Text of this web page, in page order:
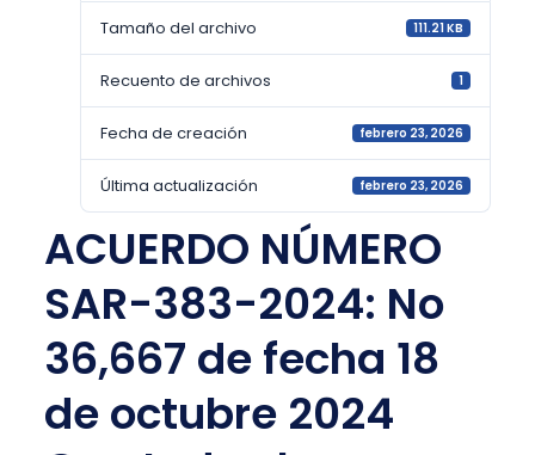
Tamaño del archivo 111.21 KB
Recuento de archivos 1
Fecha de creación febrero 23, 2026
Última actualización febrero 23, 2026
ACUERDO NÚMERO
SAR-383-2024: No
36,667 de fecha 18
de octubre 2024